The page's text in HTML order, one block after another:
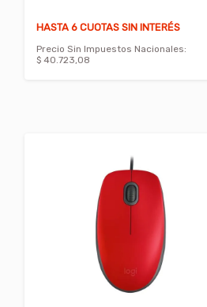
HASTA 6 CUOTAS SIN INTERÉS
Precio Sin Impuestos Nacionales:
$ 40.723,08